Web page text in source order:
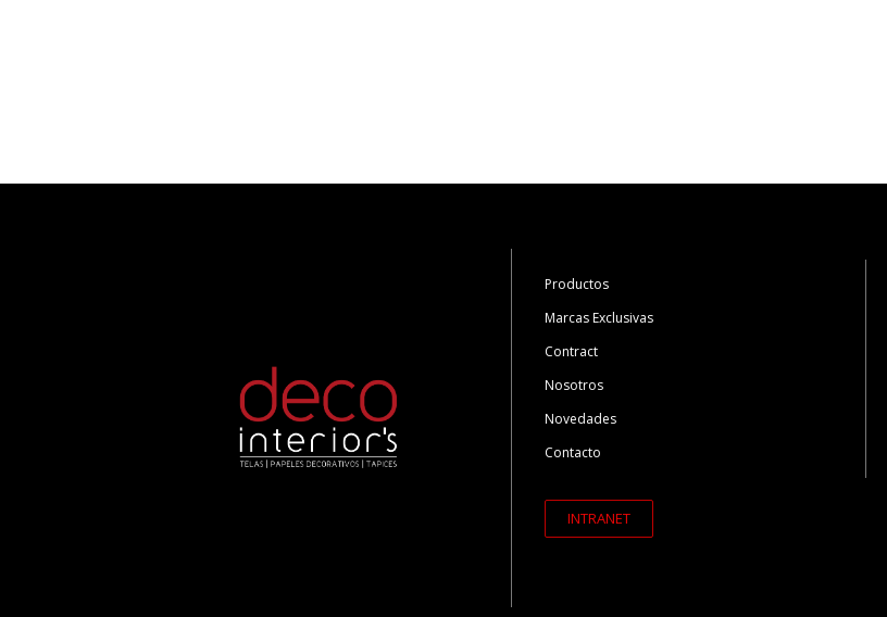
Productos
Marcas Exclusivas
Contract
Nosotros
Novedades
Contacto
INTRANET